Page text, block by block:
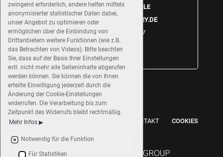
zwingend erforderlich, andere helfen mittels
anonymisierter statistischer Daten dabei,
unser Angebot zu optimieren oder
ermöglichen über die Einbindung von
Drittanbietern weitere Funktionen (wie z.B.
das Betrachten von Videos). Bitte beachten
Sie, dass auf der Basis Ihrer Einstellungen
evtl. nicht mehr alle Seiteninhalte abgerufen
werden können. Sie können die von Ihnen
erteilte Einwilligung jederzeit durch die
Änderung der Cookie-Einstellungen
widerrufen. Die Verarbeitung bis zum
Zeitpunkt des Widerrufs bleibt rechtmäßig.
Mehr Infos
Notwendig für die Funktion
Für Statistiken
TANZ- & ARTISTIKSCHULE
CONTACT(AT)DDC-FACTORY.DE
TEL.: +49 9721 4995927
WHATSAPP
INSTAGRAM
IMPRESSUM KONTAKT COOKIES